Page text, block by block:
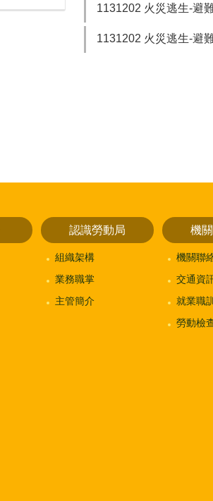
1131202 火災逃生-避
1131202 火災逃生-避
認識勞動局
組織架構
業務職掌
主管簡介
機
機關聯
交通資
就業職
勞動檢